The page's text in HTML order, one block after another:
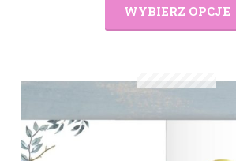
WYBIERZ OPCJE